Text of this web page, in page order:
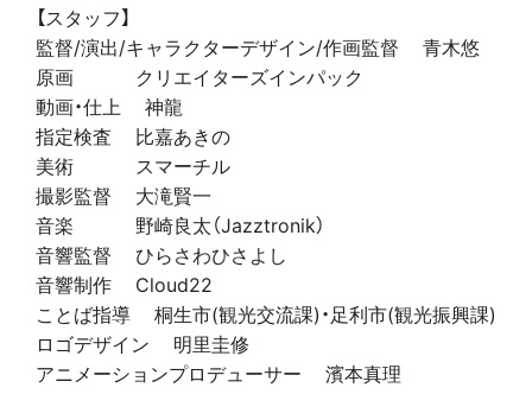
【スタッフ】
監督/演出/キャラクターデザイン/作画監督 青木悠
原画 クリエイターズインパック
動画・仕上 神龍
指定検査 比嘉あきの
美術 スマーチル
撮影監督 大滝賢一
音楽 野崎良太（Jazztronik）
音響監督 ひらさわひさよし
音響制作 Cloud22
ことば指導 桐生市(観光交流課)・足利市(観光振興課)
ロゴデザイン 明里圭修
アニメーションプロデューサー 濱本真理